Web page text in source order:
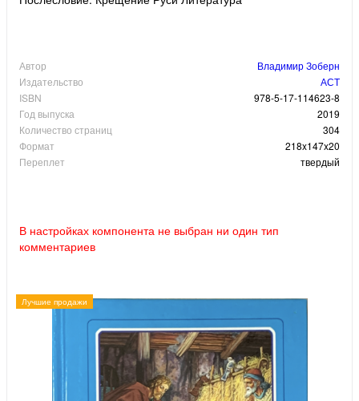
Автор
Владимир Зоберн
Издательство
АСТ
ISBN
978-5-17-114623-8
Год выпуска
2019
Количество страниц
304
Формат
218x147x20
Переплет
твердый
В настройках компонента не выбран ни один тип
комментариев
Лучшие продажи